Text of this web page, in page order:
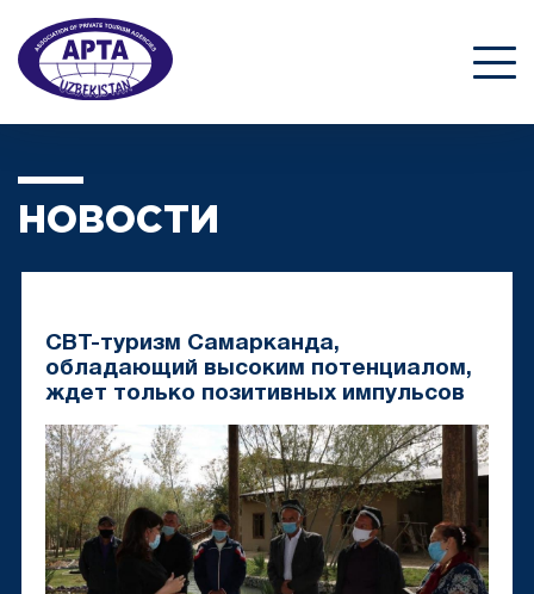
НОВОСТИ
CBT-туризм Самарканда,
обладающий высоким потенциалом,
ждет только позитивных импульсов